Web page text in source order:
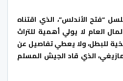
“فتح الأندلس”، الذي اقتناه
العام لا يولي أهمية للتراث
للبطل، ولا يعطي تفاصيل عن
الذي قاد الجيش المسلم